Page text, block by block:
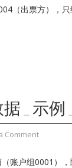
（出票方），
据_示例
Comment
账户组0001）